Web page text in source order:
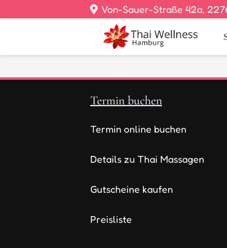
Von-Sauer-Straße 42a,
Termin buchen
Termin online buchen
Details zu Thai Massagen
Gutscheine kaufen
Preisliste